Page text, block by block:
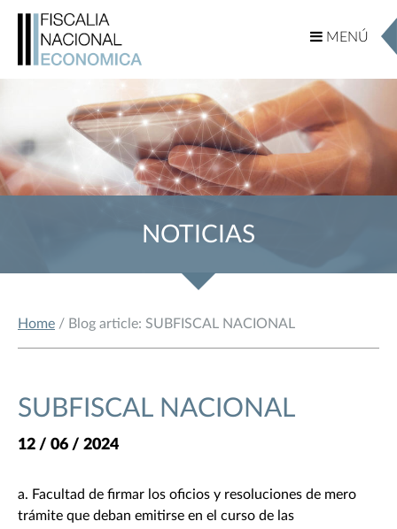
MENÚ
MENÚ
NOTICIAS
Home / Blog article: SUBFISCAL NACIONAL
SUBFISCAL NACIONAL
12 / 06 / 2024
a. Facultad de firmar los oficios y resoluciones de mero
trámite que deban emitirse en el curso de las